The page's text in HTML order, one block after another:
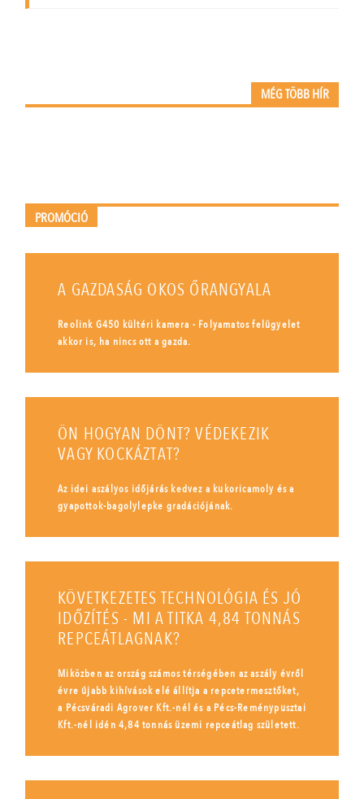
MÉG TÖBB HÍR
PROMÓCIÓ
A GAZDASÁG OKOS ŐRANGYALA
Reolink G450 kültéri kamera - Folyamatos felügyelet
akkor is, ha nincs ott a gazda.
ÖN HOGYAN DÖNT? VÉDEKEZIK
VAGY KOCKÁZTAT?
Az idei aszályos időjárás kedvez a kukoricamoly és a
gyapottok-bagolylepke gradációjának.
KÖVETKEZETES TECHNOLÓGIA ÉS JÓ
IDŐZÍTÉS - MI A TITKA 4,84 TONNÁS
REPCEÁTLAGNAK?
Miközben az ország számos térségében az aszály évről
évre újabb kihívások elé állítja a repcetermesztőket,
a Pécsváradi Agrover Kft.-nél és a Pécs-Reménypusztai
Kft.-nél idén 4,84 tonnás üzemi repceátlag született.